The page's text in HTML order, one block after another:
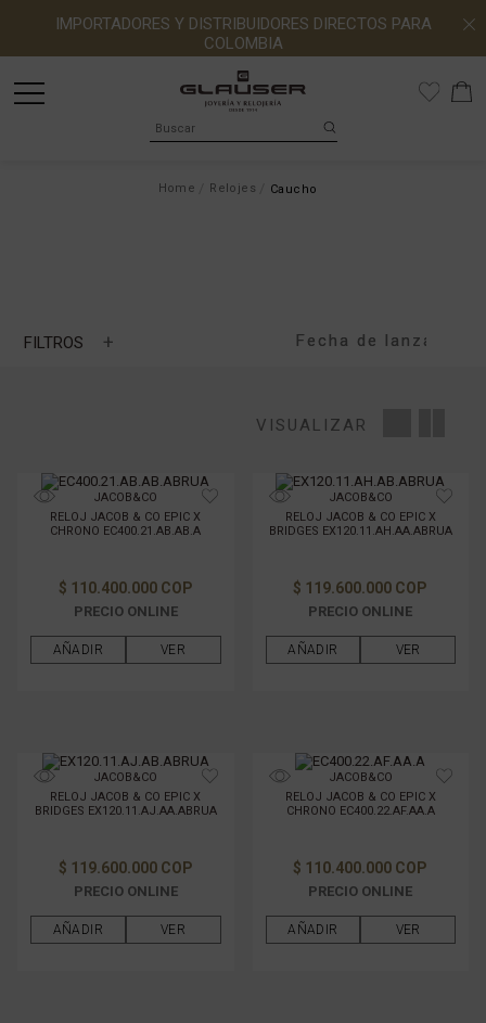
IMPORTADORES Y DISTRIBUIDORES DIRECTOS PARA
COLOMBIA
Home Relojes Caucho
FILTROS +
MOVIMIENTO
TAMAÑO DE CAJAS
MATERIAL DE LA CAJA
MATERIAL DE PULSO
FILTRAR POR PRECIO
VISUALIZAR
JACOB&CO
RELOJ JACOB & CO EPIC X
CHRONO EC400.21.AB.AB.A
$ 110.400.000 COP
PRECIO ONLINE
AÑADIR VER
JACOB&CO
RELOJ JACOB & CO EPIC X
BRIDGES EX120.11.AH.AA.ABRUA
$ 119.600.000 COP
PRECIO ONLINE
AÑADIR VER
JACOB&CO
RELOJ JACOB & CO EPIC X
BRIDGES EX120.11.AJ.AA.ABRUA
$ 119.600.000 COP
PRECIO ONLINE
AÑADIR VER
JACOB&CO
RELOJ JACOB & CO EPIC X
CHRONO EC400.22.AF.AA.A
$ 110.400.000 COP
PRECIO ONLINE
AÑADIR VER